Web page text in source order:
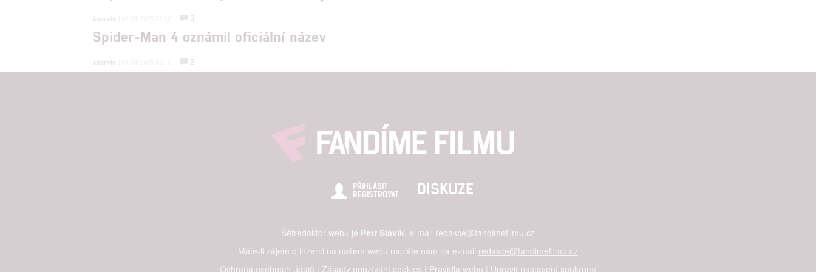
Anarvin 3
Spider-Man 4 oznámil oficiální název
Anarvin 2
PŘIHLÁSIT
REGISTROVAT
DISKUZE
Šéfredaktor webu je Petr Slavík , e-mail redakce@fandimefilmu.cz
Máte-li zájem o inzerci na našem webu napište nám na e-mail redakce@fandimefilmu.cz
Ochrana osobních údajů | Zásady používání cookies | Pravidla webu | Upravit nastavení soukromí